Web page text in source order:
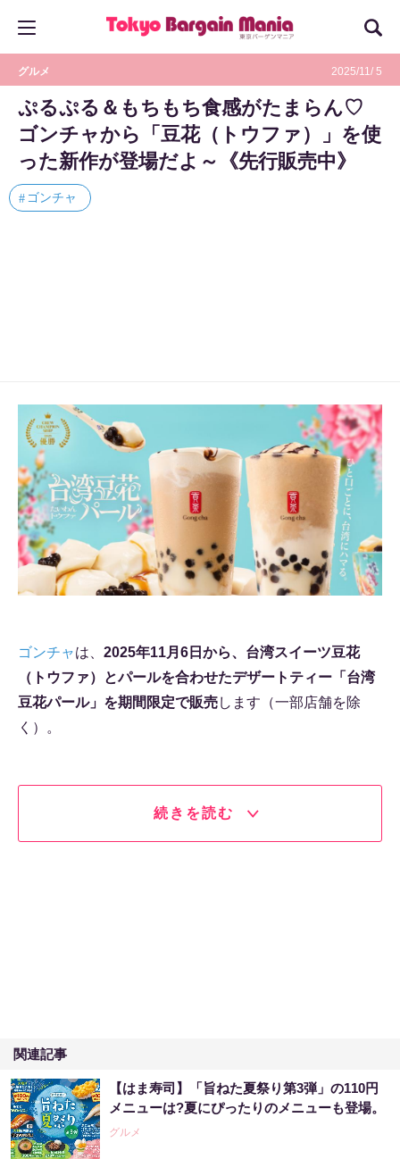
グルメ 2025/11/ 5
ぷるぷる＆もちもち食感がたまらん♡
ゴンチャから「豆花（トウファ）」を使
った新作が登場だよ～《先行販売中》
ゴンチャ
ゴンチャは、 2025年11月6日から、台湾スイーツ豆花
（トウファ）とパールを合わせたデザートティー「台湾
豆花パール」を期間限定で販売します（一部店舗を除
く）。
続きを読む
関連記事
【はま寿司】「旨ねた夏祭り第3弾」の110円
メニューは?夏にぴったりのメニューも登場。
グルメ